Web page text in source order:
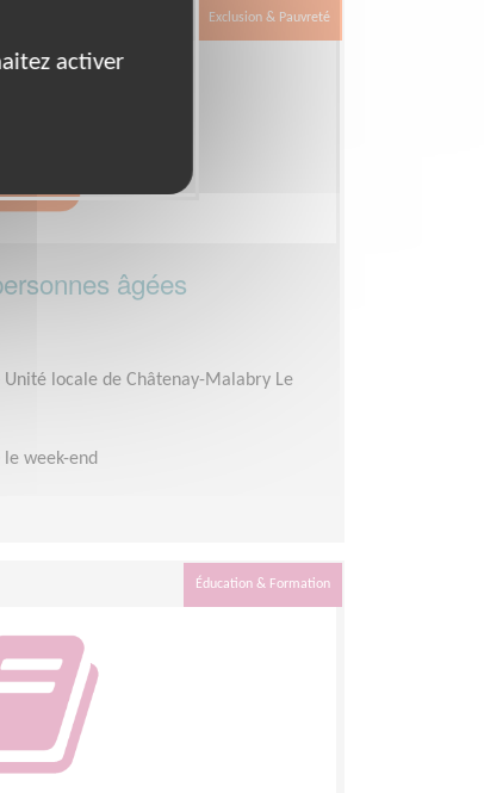
Exclusion & Pauvreté
âgées
Unité locale de Châtenay-Malabry Le
le week-end
Éducation & Formation
activer